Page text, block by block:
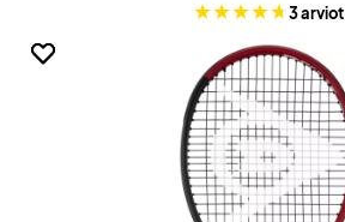
3 arviot